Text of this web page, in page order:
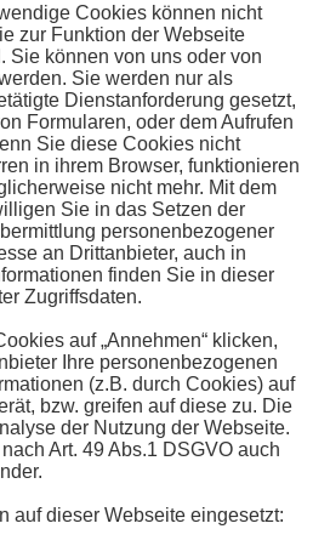
Cookies können nicht
zur Funktion der Webseite
Sie können von uns oder von
Sie werden nur als
Dienstanforderung gesetzt,
Formularen, oder dem Aufrufen
Sie diese Cookies nicht
in ihrem Browser, funktionieren
nicht mehr. Mit dem
Sie in das Setzen der
personenbezogener
an Drittanbieter, auch in
finden Sie in dieser
Zugriffsdaten.
auf „Annehmen“ klicken,
Ihre personenbezogenen
(z.B. durch Cookies) auf
bzw. greifen auf diese zu. Die
der Nutzung der Webseite.
Art. 49 Abs.1 DSGVO auch
auf dieser Webseite eingesetzt: